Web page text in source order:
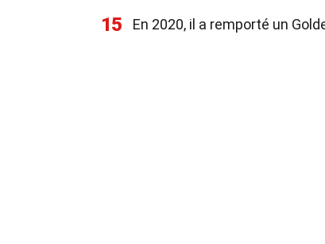
15 En 2020, il a remporté un